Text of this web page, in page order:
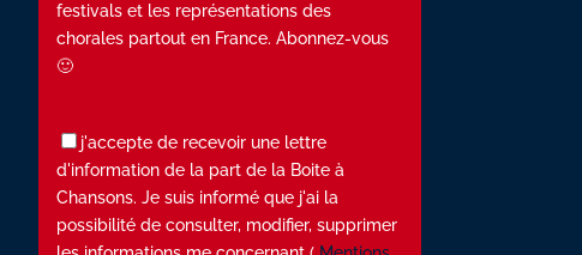
festivals et les représentations des
chorales partout en France. Abonnez-vous
🙂
j'accepte de recevoir une lettre
d'information de la part de la Boite à
Chansons. Je suis informé que j'ai la
possibilité de consulter, modifier, supprimer